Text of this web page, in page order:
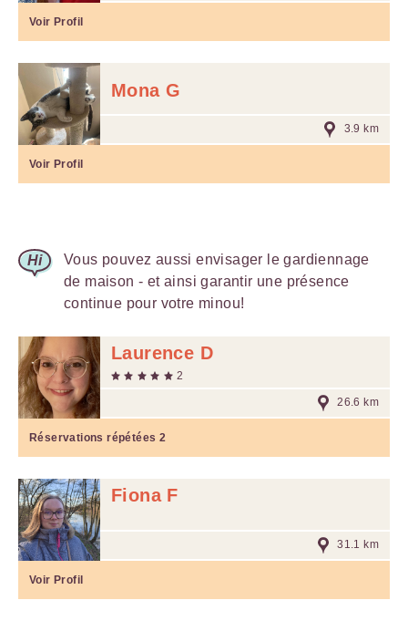
Voir Profil
Mona G
3.9 km
Voir Profil
Vous pouvez aussi envisager le gardiennage
de maison - et ainsi garantir une présence
continue pour votre minou!
Laurence D
2
26.6 km
Réservations répétées 2
Fiona F
31.1 km
Voir Profil